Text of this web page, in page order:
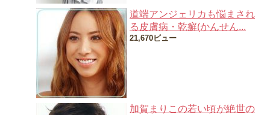
道端アンジェリカも悩まされ
る皮膚病・乾癬(かんせん...
21,670ビュー
加賀まりこの若い頃が絶世の